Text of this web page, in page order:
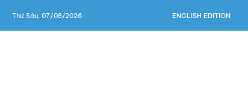
Thứ Sáu, 07/08/2026 ENGLISH EDITION